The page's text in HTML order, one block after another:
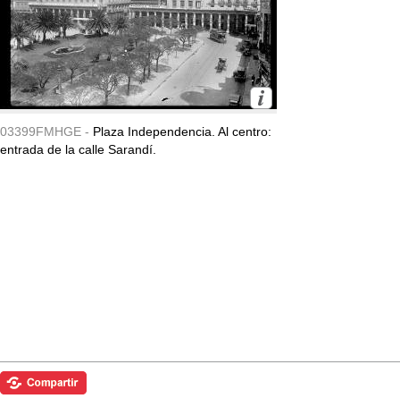
03399FMHGE - Plaza Independencia. Al centro:
entrada de la calle Sarandí.